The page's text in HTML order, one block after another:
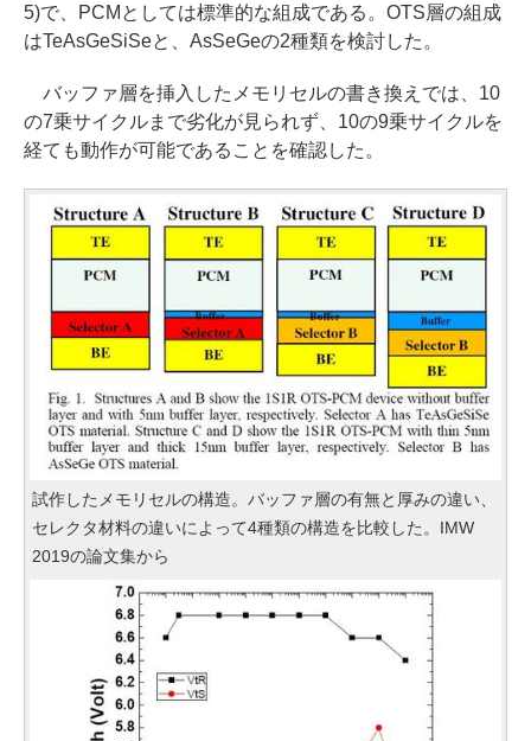
5)で、PCMとしては標準的な組成である。OTS層の組成
はTeAsGeSiSeと、AsSeGeの2種類を検討した。
バッファ層を挿入したメモリセルの書き換えでは、10
の7乗サイクルまで劣化が見られず、10の9乗サイクルを
経ても動作が可能であることを確認した。
試作したメモリセルの構造。バッファ層の有無と厚みの違い、
セレクタ材料の違いによって4種類の構造を比較した。IMW
2019の論文集から